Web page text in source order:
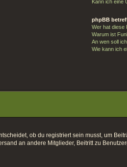
Kann ich eine
phpBB
Wer hat diese
Warum ist
An wen soll
Wie kann ich
ob du registriert sein musst, um
an andere Mitglieder, Beitritt zu